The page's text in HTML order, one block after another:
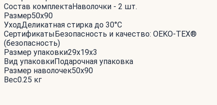
Состав комплектаНаволочки - 2 шт.
Размер50x90
УходДеликатная стирка до 30°С
СертификатыБезопасность и качество: OEKO-TEX®
(безопасность)
Размер упаковки29x19x3
Вид упаковкиПодарочная упаковка
Размер наволочек50x90
Вес0.25 кг